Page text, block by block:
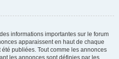
informations importantes sur le forum
apparaissent en haut de chaque
publiées. Tout comme les annonces
les annonces sont définies par les